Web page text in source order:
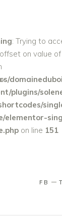
: Trying to
on value
plugins/
elementor-
on line 151
FB